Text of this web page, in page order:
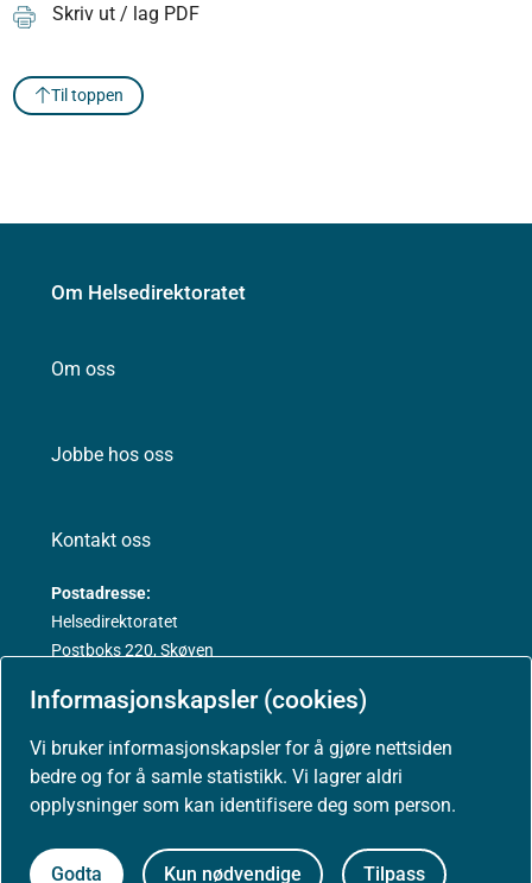
Informasjonskapsler (cookies)
Vi bruker informasjonskapsler for å gjøre nettsiden
bedre og for å samle statistikk. Vi lagrer aldri
opplysninger som kan identifisere deg som person.
Godta Kun nødvendige Tilpass
Skriv ut / lag PDF
Til toppen
Om Helsedirektoratet
Om oss
Jobbe hos oss
Kontakt oss
Postadresse:
Helsedirektoratet
Postboks 220, Skøyen